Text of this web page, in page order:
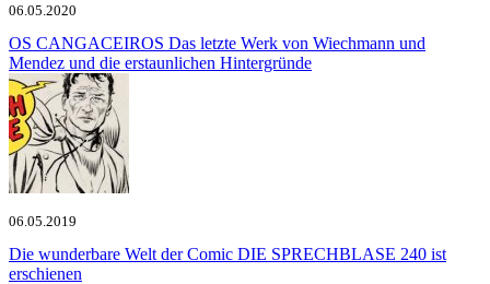
06.05.2020
OS CANGACEIROS Das letzte Werk von Wiechmann und
Mendez und die erstaunlichen Hintergründe
06.05.2019
Die wunderbare Welt der Comic DIE SPRECHBLASE 240 ist
erschienen